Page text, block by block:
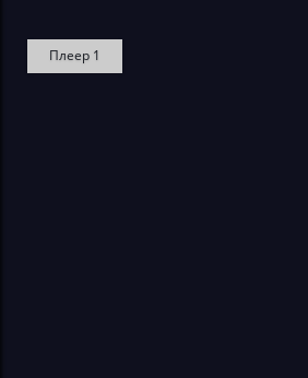
Плеер 1